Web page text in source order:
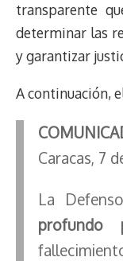
transparente
determinar las
y garantizar
A continuación,
Caracas, 7
La
profundo